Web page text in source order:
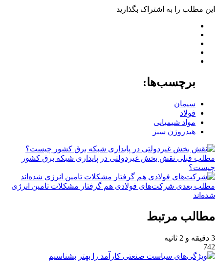
این مطلب را به اشتراک بگذارید
برچسب‌ها:
سیمان
فولاد
مواد شیمیایی
هیدروژن سبز
مطلب قبلی نقش‌ بخش غیردولتی در پایداری شبکه برق کشور
چیست؟
مطلب بعدی شرکت‌های فولادی هم گرفتار مشکلات تامین انرژی
شده‏‏‌اند
مطالب مرتبط
3 دقیقه و 2 ثانیه
742